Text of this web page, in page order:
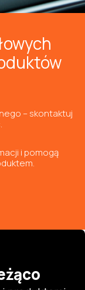
– skontaktuj
i pomogą